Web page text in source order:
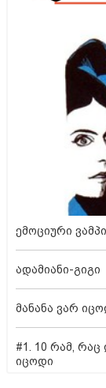
ემოციური
ადამიანი-გიგი
მანანა ვარ
#1. 10 რამ,
იცოდი